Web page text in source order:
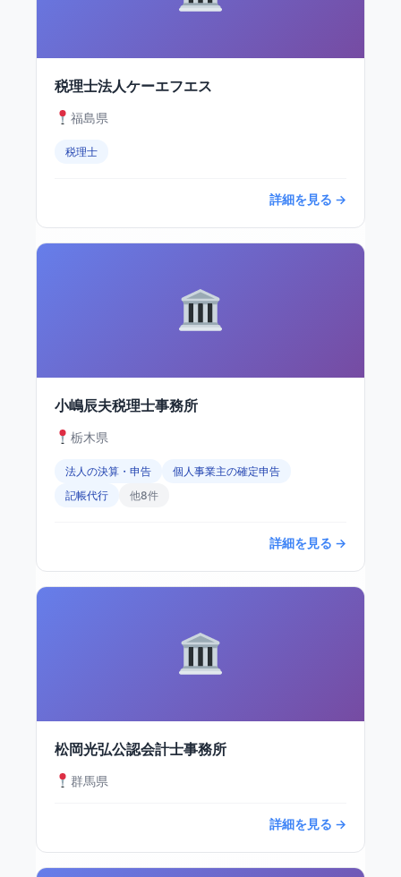
税理士法人ケーエフエス
福島県
税理士
詳細を見る →
小嶋辰夫税理士事務所
栃木県
法人の決算・申告
個人事業主の確定申告
記帳代行
他8件
詳細を見る →
松岡光弘公認会計士事務所
群馬県
詳細を見る →